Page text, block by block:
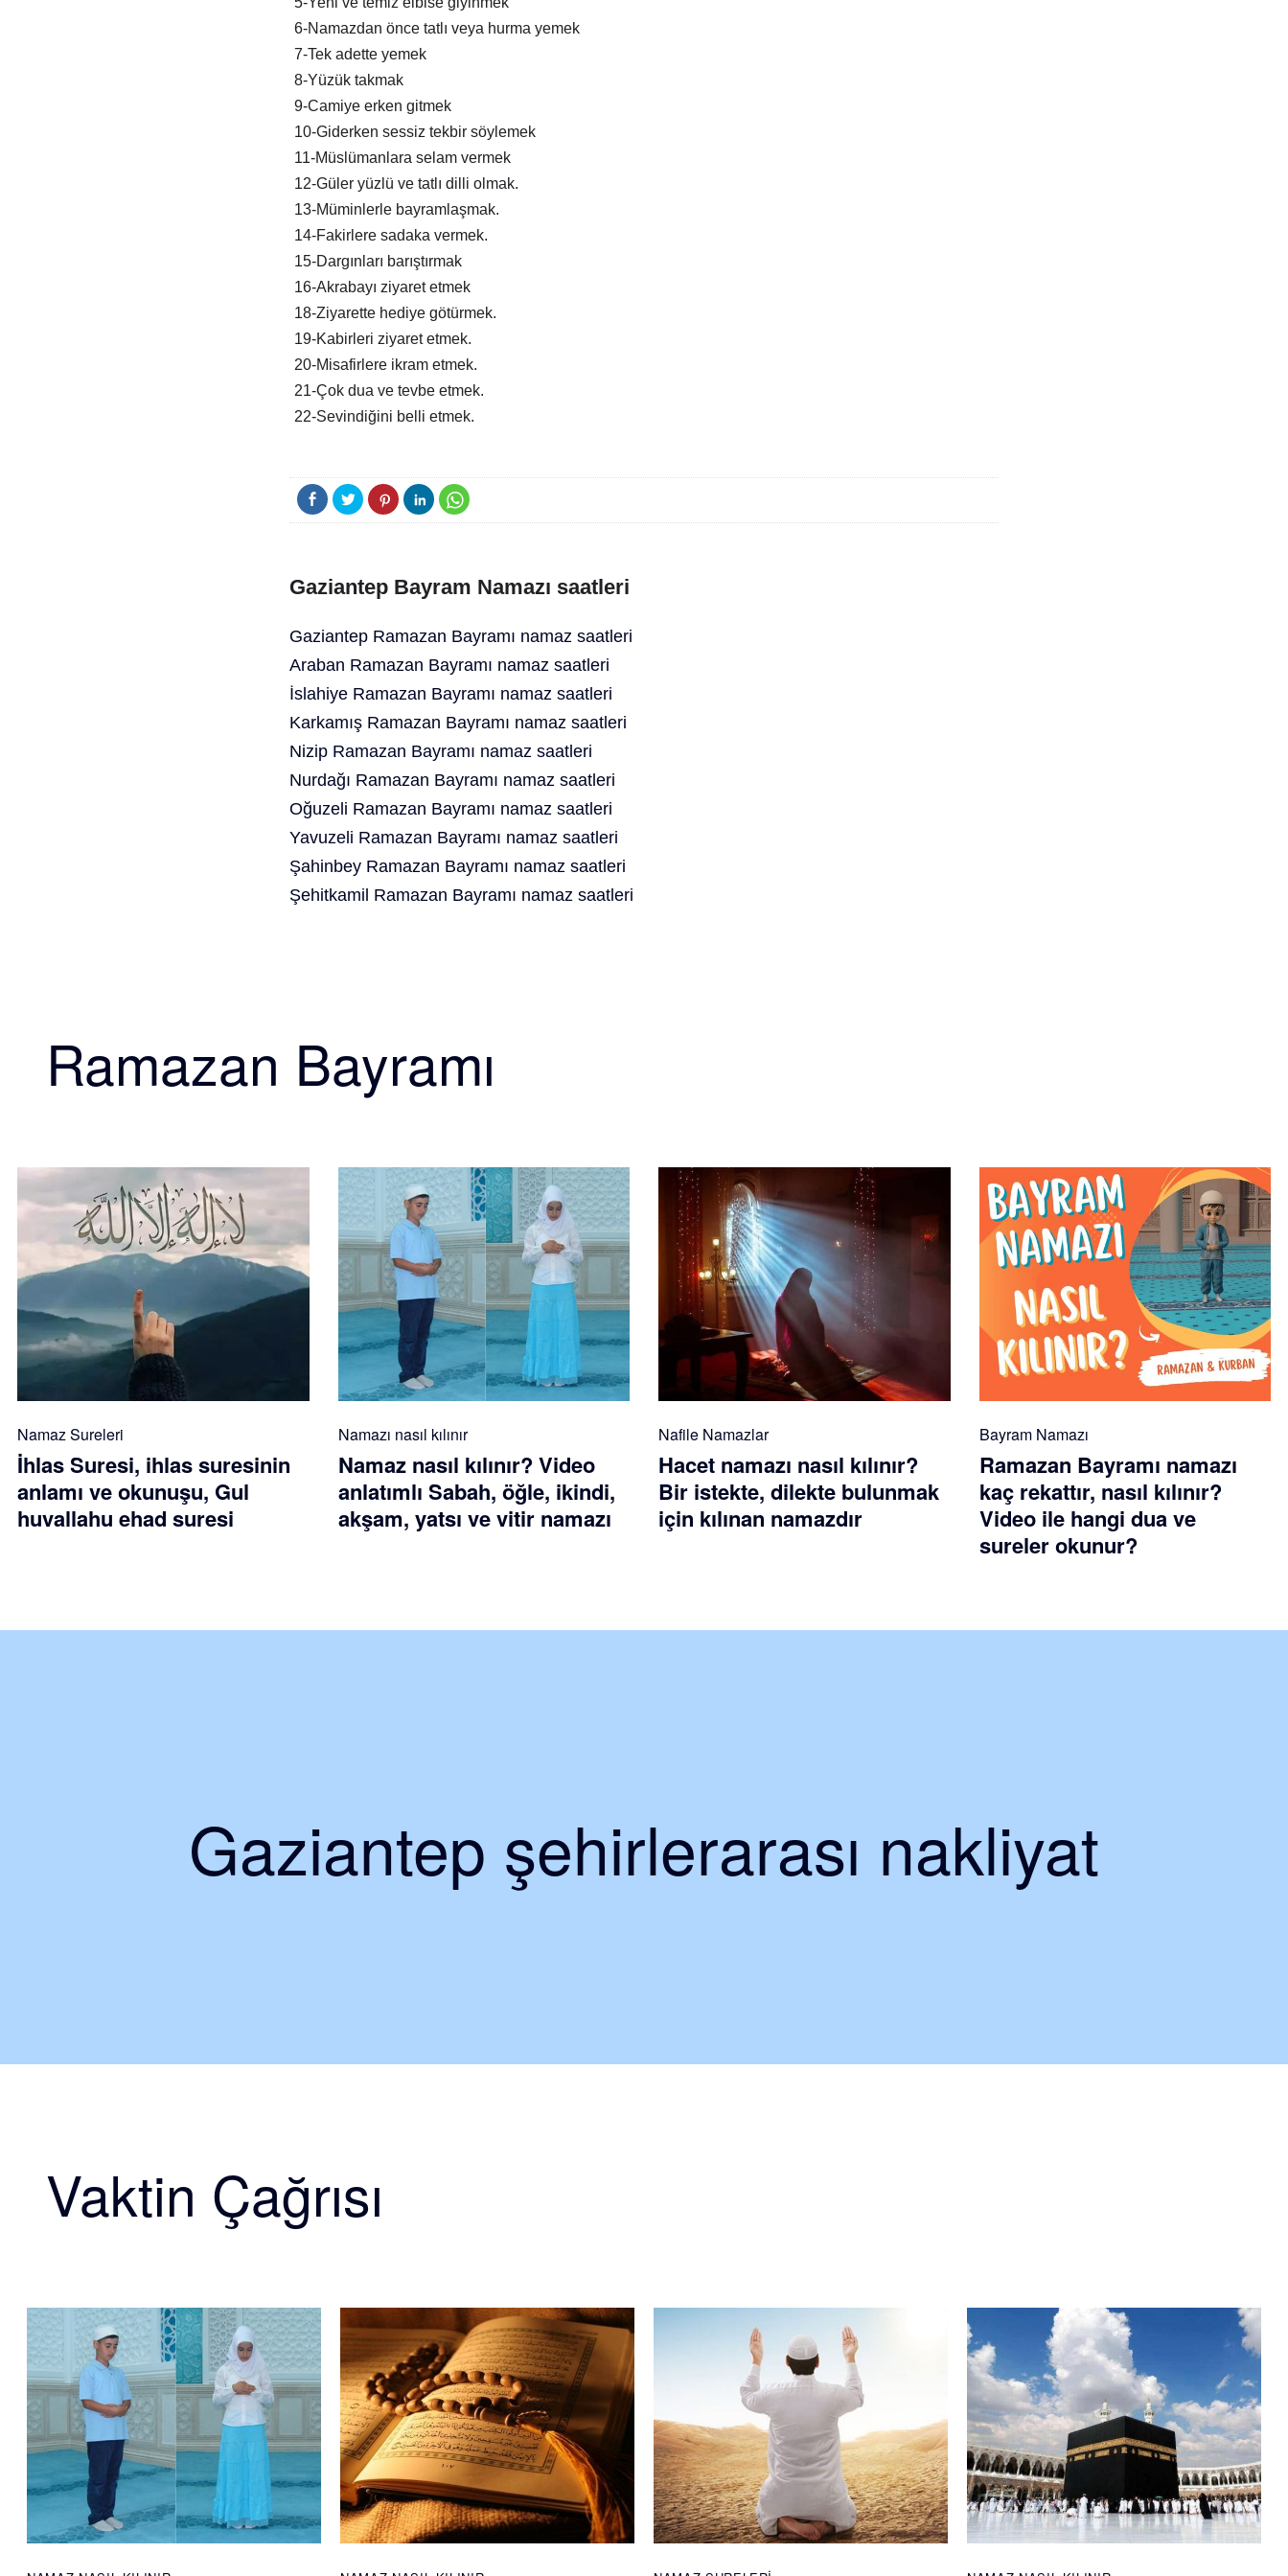
6-Namazdan önce tatlı veya hurma yemek
7-Tek adette yemek
8-Yüzük takmak
9-Camiye erken gitmek
10-Giderken sessiz tekbir söylemek
11-Müslümanlara selam vermek
12-Güler yüzlü ve tatlı dilli olmak.
13-Müminlerle bayramlaşmak.
14-Fakirlere sadaka vermek.
15-Dargınları barıştırmak
16-Akrabayı ziyaret etmek
18-Ziyarette hediye götürmek.
19-Kabirleri ziyaret etmek.
20-Misafirlere ikram etmek.
21-Çok dua ve tevbe etmek.
22-Sevindiğini belli etmek.
Gaziantep Bayram Namazı saatleri
Gaziantep Ramazan Bayramı namaz saatleri
Araban Ramazan Bayramı namaz saatleri
İslahiye Ramazan Bayramı namaz saatleri
Karkamış Ramazan Bayramı namaz saatleri
Nizip Ramazan Bayramı namaz saatleri
Nurdağı Ramazan Bayramı namaz saatleri
Oğuzeli Ramazan Bayramı namaz saatleri
Yavuzeli Ramazan Bayramı namaz saatleri
Şahinbey Ramazan Bayramı namaz saatleri
Şehitkamil Ramazan Bayramı namaz saatleri
Ramazan Bayramı
Namaz Sureleri
İhlas Suresi, ihlas suresinin
anlamı ve okunuşu, Gul
huvallahu ehad suresi
Namazı nasıl kılınır
Namaz nasıl kılınır? Video
anlatımlı Sabah, öğle, ikindi,
akşam, yatsı ve vitir namazı
Nafile Namazlar
Hacet namazı nasıl kılınır?
Bir istekte, dilekte bulunmak
için kılınan namazdır
Bayram Namazı
Ramazan Bayramı namazı
kaç rekattır, nasıl kılınır?
Video ile hangi dua ve
sureler okunur?
Gaziantep şehirlerarası nakliyat
Vaktin Çağrısı